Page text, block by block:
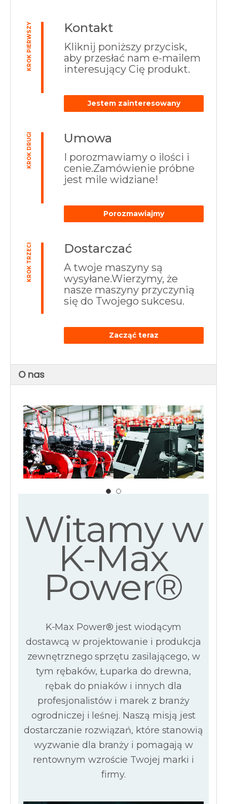
KROK PIERWSZY Kontakt
Kliknij poniższy przycisk,
aby przesłać nam e-mailem
interesujący Cię produkt.
Jestem zainteresowany
KROK DRUGI Umowa
I porozmawiamy o ilości i
cenie.Zamówienie próbne
jest mile widziane!
Porozmawiajmy
KROK TRZECI Dostarczać
A twoje maszyny są
wysyłane.Wierzymy, że
nasze maszyny przyczynią
się do Twojego sukcesu.
Zacząć teraz
O nas
Witamy w
K-Max
Power®
K-Max Power® jest wiodącym
dostawcą w projektowanie i produkcja
zewnętrznego sprzętu zasilającego, w
tym rębaków, Łuparka do drewna,
rębak do pniaków i innych dla
profesjonalistów i marek z branży
ogrodniczej i leśnej. Naszą misją jest
dostarczanie rozwiązań, które stanowią
wyzwanie dla branży i pomagają w
rentownym wzroście Twojej marki i
firmy.